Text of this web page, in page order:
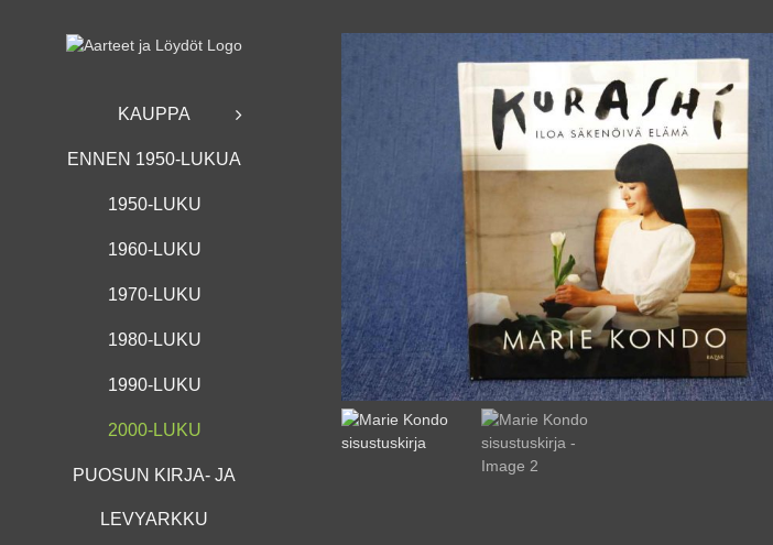
KAUPPA
ENNEN 1950-LUKUA
1950-LUKU
1960-LUKU
1970-LUKU
1980-LUKU
1990-LUKU
2000-LUKU
PUOSUN KIRJA- JA
LEVYARKKU